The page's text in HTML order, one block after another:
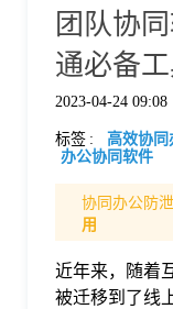
团队协
通必备
2023-04-24 09:08
标签 : 高效协同
办公协同软件
协同办公防
用
近年来，随着
被迁移到了线